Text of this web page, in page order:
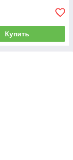
Купить